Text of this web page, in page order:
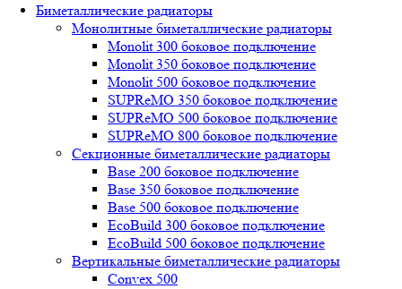
Биметаллические радиаторы
Монолитные биметаллические радиаторы
Mоnоlit 300 боковое подключение
Mоnоlit 350 боковое подключение
Mоnоlit 500 боковое подключение
SUРRеMО 350 боковое подключение
SUРRеMО 500 боковое подключение
SUРRеMО 800 боковое подключение
Секционные биметаллические радиаторы
Base 200 боковое подключение
Base 350 боковое подключение
Base 500 боковое подключение
EcoBuild 300 боковое подключение
EcoBuild 500 боковое подключение
Вертикальные биметаллические радиаторы
Convex 500